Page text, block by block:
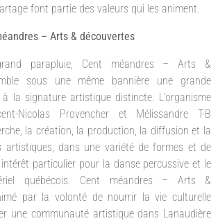
font partie des valeurs qui les animent.
– Arts & découvertes
parapluie, Cent méandres – Arts &
sous une même bannière une grande
la signature artistique distincte. L’organisme
Nicolas Provencher et Mélissandre T-B
la création, la production, la diffusion et la
artistiques, dans une variété de formes et de
particulier pour la danse percussive et le
québécois. Cent méandres – Arts &
par la volonté de nourrir la vie culturelle
une communauté artistique dans Lanaudière